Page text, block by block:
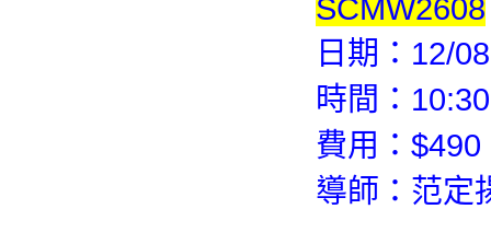
SCMW2608
日期：12/
時間：
費用：
導師：范定